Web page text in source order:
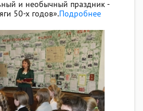
и необычный праздник -
50-х годов».Подробнее